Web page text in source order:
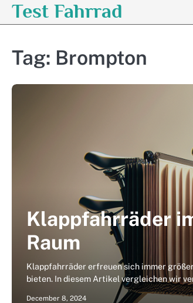
SkipTest Fahrrad
Tag: Brompton
Klappfahrräder
Raum
Klappfahrräder erfreuen sich immer
bieten. In diesem Artikel vergleichen wir
December 8, 2024